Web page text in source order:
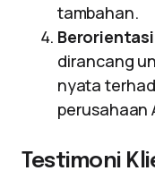
tambahan.
dirancang
nyata
perusahaan
Testimoni